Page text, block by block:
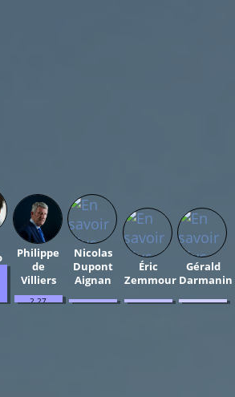
Philippe
de
Villiers
2.27
Nicolas
Dupont
Aignan
1.14
Éric
Zemmour
1.14
Gérald
Darmanin
1.14